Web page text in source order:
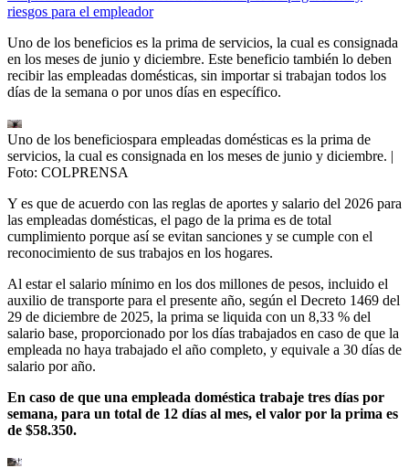
riesgos para el empleador
Uno de los beneficios es la prima de servicios, la cual es consignada
en los meses de junio y diciembre. Este beneficio también lo deben
recibir las empleadas domésticas, sin importar si trabajan todos los
días de la semana o por unos días en específico.
Uno de los beneficiospara empleadas domésticas es la prima de
servicios, la cual es consignada en los meses de junio y diciembre. |
Foto: COLPRENSA
Y es que de acuerdo con las reglas de aportes y salario del 2026 para
las empleadas domésticas, el pago de la prima es de total
cumplimiento porque así se evitan sanciones y se cumple con el
reconocimiento de sus trabajos en los hogares.
Al estar el salario mínimo en los dos millones de pesos, incluido el
auxilio de transporte para el presente año, según el Decreto 1469 del
29 de diciembre de 2025, la prima se liquida con un 8,33 % del
salario base, proporcionado por los días trabajados en caso de que la
empleada no haya trabajado el año completo, y equivale a 30 días de
salario por año.
En caso de que una empleada doméstica trabaje tres días por
semana, para un total de 12 días al mes, el valor por la prima es
de $58.350.